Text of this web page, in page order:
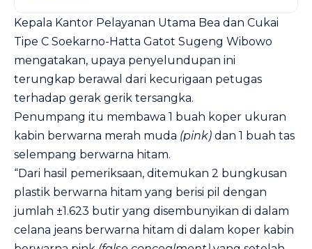
Kepala Kantor Pelayanan Utama Bea dan Cukai
Tipe C Soekarno-Hatta Gatot Sugeng Wibowo
mengatakan, upaya penyelundupan ini
terungkap berawal dari kecurigaan petugas
terhadap gerak gerik tersangka.
Penumpang itu membawa 1 buah koper ukuran
kabin berwarna merah muda (pink) dan 1 buah tas
selempang berwarna hitam.
“Dari hasil pemeriksaan, ditemukan 2 bungkusan
plastik berwarna hitam yang berisi pil dengan
jumlah ±1.623 butir yang disembunyikan di dalam
celana jeans berwarna hitam di dalam koper kabin